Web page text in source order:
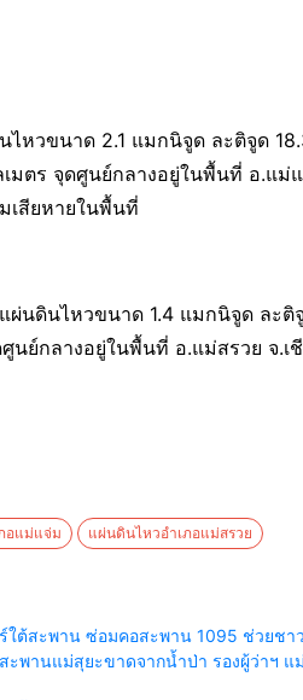
ไหวขนาด 2.1 แมกนิจูด ละติจูด
ตร จุดศูนย์กลางอยู่ในพื้นที่ อ.แม่
เสียหายในพื้นที่
นดินไหวขนาด 1.4 แมกนิจูด ละติ
ย์กลางอยู่ในพื้นที่ อ.แม่สรวย จ.เชี
อแม่แจ่ม แผ่นดินไหวอำเภอแม่สรวย
ใต้สะพาน ซ่อมคอสะพาน 1095 ช่วยชา
พานแม่สุยะขาดจากน้ำป่า รองผู้ว่าฯ แ